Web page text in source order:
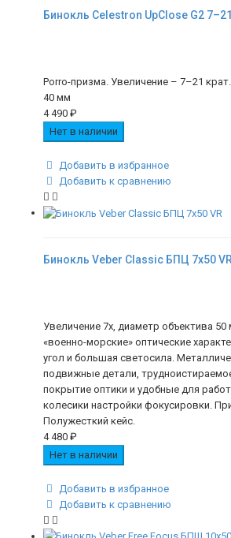
Бинокль Celestron UpClosе G2
Porro-призма. Увеличение – 7–21
40 мм
4 490 ₽
Нет в наличии
Добавить в избранное
Добавить к сравнению
Бинокль Veber Classic БПЦ 7x50 VR
Увеличение 7х, диаметр объектива
«военно-морские» оптические
угол и большая светосила.
подвижные детали,
покрытие оптики и удобные для
колесики настройки фокусировки.
Полужесткий кейс.
4 480 ₽
Нет в наличии
Добавить в избранное
Добавить к сравнению